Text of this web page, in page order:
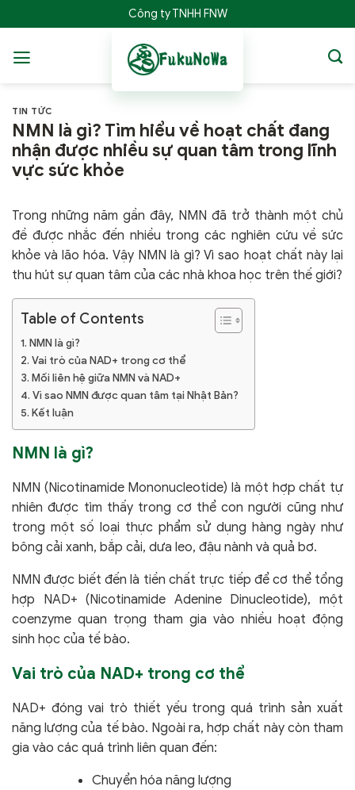
qua
nội
dung
Công ty TNHH FNW
TIN TỨC
NMN là gì? Tìm hiểu về hoạt chất đang
nhận được nhiều sự quan tâm trong lĩnh
vực sức khỏe
Trong những năm gần đây, NMN đã trở thành một chủ
đề được nhắc đến nhiều trong các nghiên cứu về sức
khỏe và lão hóa. Vậy NMN là gì? Vì sao hoạt chất này lại
thu hút sự quan tâm của các nhà khoa học trên thế giới?
Table of Contents
NMN là gì?
Vai trò của NAD+ trong cơ thể
Mối liên hệ giữa NMN và NAD+
Vì sao NMN được quan tâm tại Nhật Bản?
Kết luận
NMN là gì?
NMN (Nicotinamide Mononucleotide) là một hợp chất tự
nhiên được tìm thấy trong cơ thể con người cũng như
trong một số loại thực phẩm sử dụng hàng ngày như
bông cải xanh, bắp cải, dưa leo, đậu nành và quả bơ.
NMN được biết đến là tiền chất trực tiếp để cơ thể tổng
hợp NAD+ (Nicotinamide Adenine Dinucleotide), một
coenzyme quan trọng tham gia vào nhiều hoạt động
sinh học của tế bào.
Vai trò của NAD+ trong cơ thể
NAD+ đóng vai trò thiết yếu trong quá trình sản xuất
năng lượng của tế bào. Ngoài ra, hợp chất này còn tham
gia vào các quá trình liên quan đến:
Chuyển hóa năng lượng